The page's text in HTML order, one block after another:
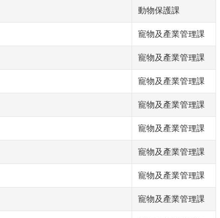
動物保護課
寵物及產業管理課
寵物及產業管理課
寵物及產業管理課
寵物及產業管理課
寵物及產業管理課
寵物及產業管理課
寵物及產業管理課
寵物及產業管理課